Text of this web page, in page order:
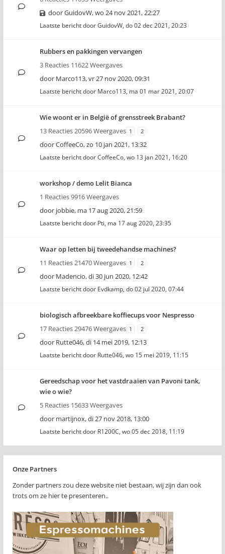
doorGuidovW,wo 24 nov 2021, 22:27
Laatste bericht doorGuidovW, do 02 dec 2021, 20:23
Rubbers en pakkingen vervangen
3 Reacties 11622 Weergaves
door Marco113,vr 27 nov 2020, 09:31
Laatste bericht door Marco113, ma 01 mar 2021, 20:07
Wie woont er in België of grensstreek Brabant?
13 Reacties 20596 Weergaves 1 2
doorCoffeeCo,zo 10 jan 2021, 13:32
Laatste bericht doorCoffeeCo, wo 13 jan 2021, 16:20
workshop / demo Lelit Bianca
1 Reacties 9916 Weergaves
door jobbie, ma 17 aug 2020, 21:59
Laatste bericht door Pti, ma 17 aug 2020, 23:35
Waar op letten bij tweedehandse machines?
11 Reacties 21470 Weergaves 1 2
door Madencio,di 30 jun 2020, 12:42
Laatste bericht door Evdkamp, do 02 jul 2020, 07:44
biologisch afbreekbare koffiecups voor Nespresso
17 Reacties 29476 Weergaves 1 2
door Rutte046,di 14 mei 2019, 12:13
Laatste bericht door Rutte046, wo 15 mei 2019, 11:15
Gereedschap voor het vastdraaien van Pavoni tank,
wie o wie?
5 Reacties 15633 Weergaves
door martijnox,di 27 nov 2018, 13:00
Laatste bericht door R1200C, wo 05 dec 2018, 11:19
Onze Partners
Zonder partners zou deze website niet bestaan, wij zijn dan ook
trots om ze hier te presenteren..